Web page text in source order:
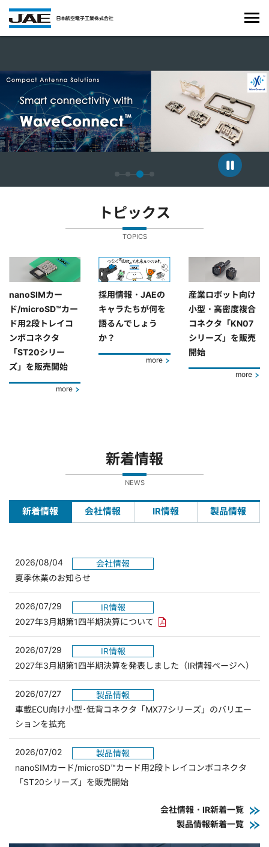
トピックス
TOPICS
nanoSIMカー
ド/microSD™カー
ド用2段トレイコ
ンボコネクタ
「ST20シリー
ズ」を販売開始
more
採用情報・JAEの
キャラたちが何を
語るんでしょう
か？
more
産業ロボット向け
小型・高密度複合
コネクタ「KN07
シリーズ」を販売
開始
more
新着情報
NEWS
新着情報 会社情報 IR情報 製品情報
2026/08/04
会社情報
夏季休業のお知らせ
2026/07/29
IR情報
2027年3月期第1四半期決算について PDFリンクを新しいウィンド
2026/07/29
IR情報
2027年3月期第1四半期決算を発表しました（IR情報ページへ）
2026/07/27
製品情報
車載ECU向け小型･低背コネクタ「MX77シリーズ」のバリエー
ションを拡充
2026/07/02
製品情報
nanoSIMカード/microSD™カード用2段トレイコンボコネクタ
「ST20シリーズ」を販売開始
会社情報・IR新着一覧
製品情報新着一覧